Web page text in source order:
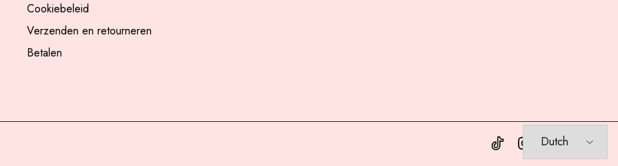
Cookiebeleid
Verzenden en retourneren
Betalen